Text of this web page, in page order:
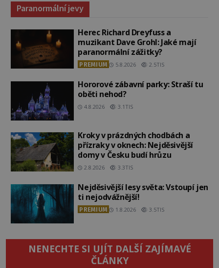
Paranormální jevy
Herec Richard Dreyfuss a
muzikant Dave Grohl: Jaké mají
paranormální zážitky?
PREMIUM 5.8.2026 2.5TIS
Hororové zábavní parky: Straší tu
oběti nehod?
4.8.2026 3.1TIS
Kroky v prázdných chodbách a
přízraky v oknech: Nejděsivější
domy v Česku budí hrůzu
2.8.2026 3.3TIS
Nejděsivější lesy světa: Vstoupí jen
ti nejodvážnější!
PREMIUM 1.8.2026 3.5TIS
NENECHTE SI UJÍT DALŠÍ ZAJÍMAVÉ
ČLÁNKY